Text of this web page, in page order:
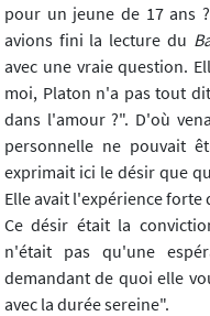
pour un jeune de 17 ans
avions fini la lecture du
avec une vraie question.
moi, Platon n'a pas tout
dans l'amour ?". D'où
personnelle ne pouvait
exprimait ici le désir que
Elle avait l'expérience
Ce désir était la
n'était pas qu'une
demandant de quoi elle
avec la durée sereine".